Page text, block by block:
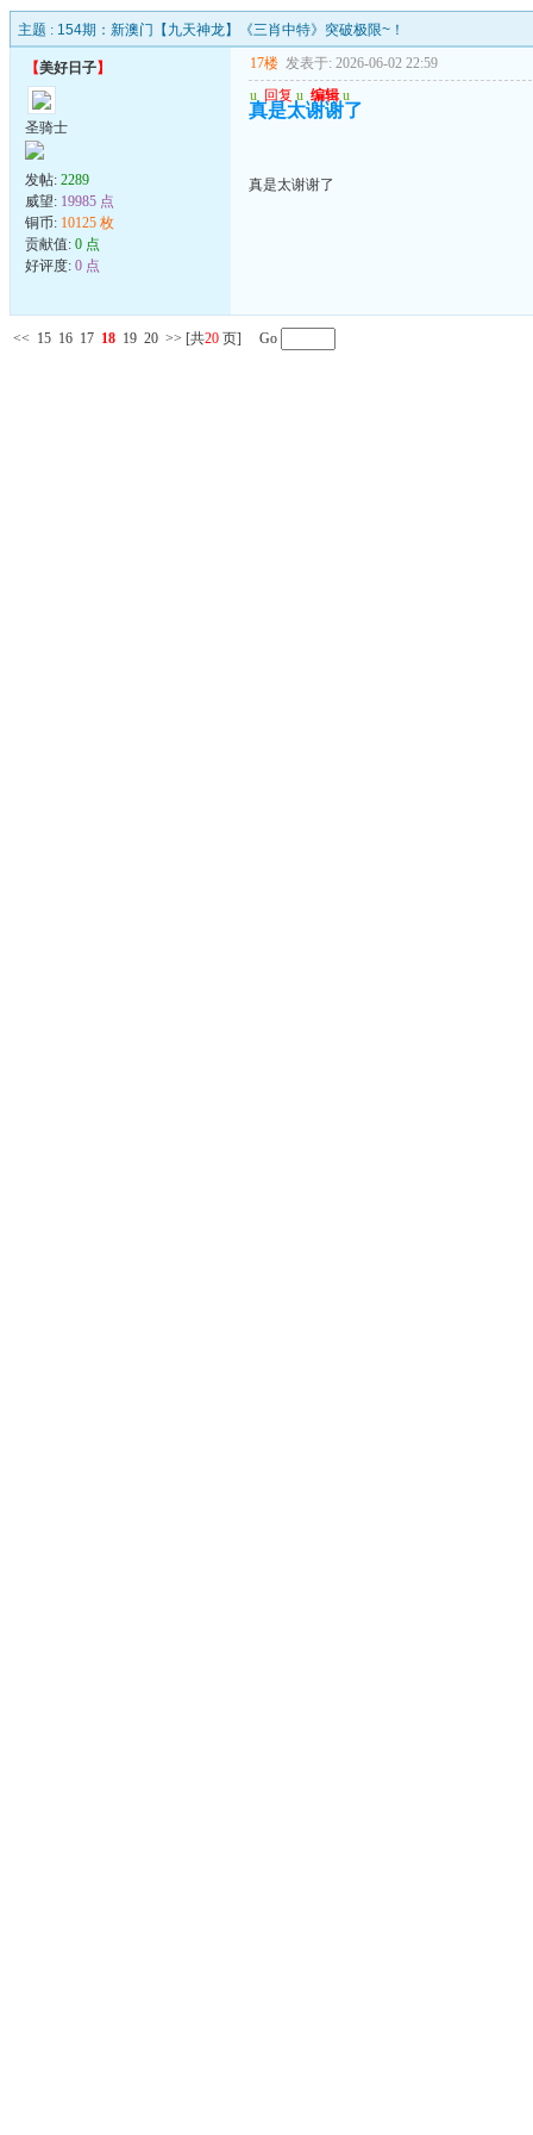
主题 : 154期：新澳门【九天神龙】《三肖中特》突破极限~！
【美好日子】
圣骑士
发帖: 2289
威望: 19985 点
铜币: 10125 枚
贡献值: 0 点
好评度: 0 点
17楼 发表于: 2026-06-02 22:59
u 回复 u 编辑 u
真是太谢谢了
真是太谢谢了
<< 15 16 17 18 19 20 >> [共20 页] Go